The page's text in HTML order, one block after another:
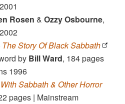
Rosen &Ozzy Osbourne,
Story Of Black Sabbath
by Bill Ward, 184 pages
1996
Sabbath & Other Horror
pages | Mainstream